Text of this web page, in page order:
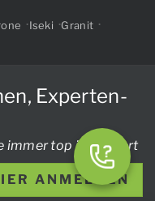
Iseki
Granit
Experten-
immer top informiert
ANMELDEN